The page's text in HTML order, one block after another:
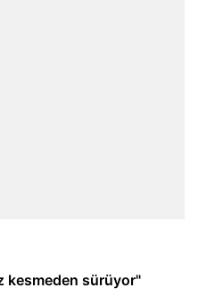
kesmeden sürüyor"